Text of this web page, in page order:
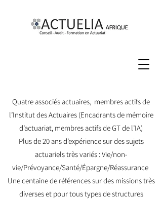
Quatre associés actuaires, membres actifs de
l’Institut des Actuaires (Encadrants de mémoire
d’actuariat, membres actifs de GT de l’IA)
Plus de 20 ans d’expérience sur des sujets
actuariels très variés : Vie/non-
vie/Prévoyance/Santé/Épargne/Réassurance
Une centaine de références sur des missions très
diverses et pour tous types de structures